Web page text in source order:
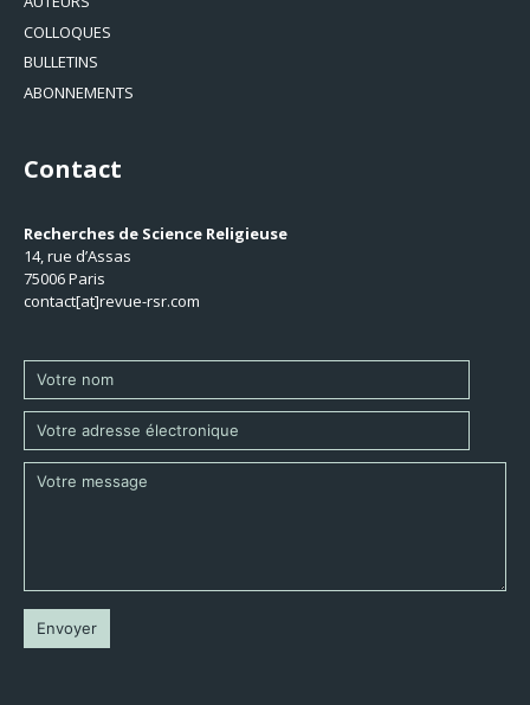
COLLOQUES
BULLETINS
ABONNEMENTS
Contact
Recherches de Science Religieuse
14, rue d’Assas
75006 Paris
contact[at]revue-rsr.com